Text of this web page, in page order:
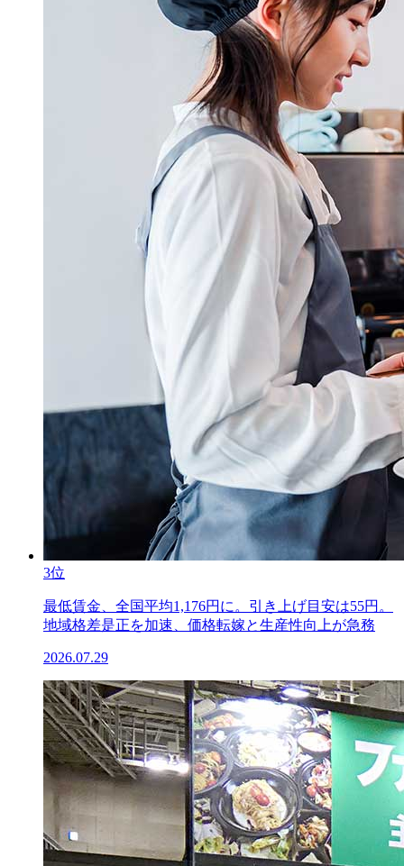
3位
最低賃金、全国平均1,176円に。引き上げ目安は55円。
地域格差是正を加速、価格転嫁と生産性向上が急務
2026.07.29